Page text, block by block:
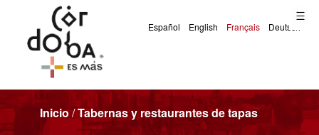
Inicio/Tabernas y restaurantes de tapas